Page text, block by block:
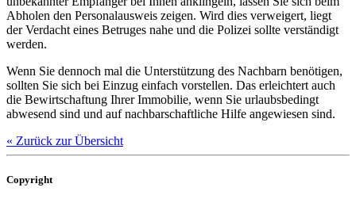
Abholen den Personalausweis zeigen. Wird dies verweigert, liegt
der Verdacht eines Betruges nahe und die Polizei sollte verständigt
werden.
Wenn Sie dennoch mal die Unterstützung des Nachbarn benötigen,
sollten Sie sich bei Einzug einfach vorstellen. Das erleichtert auch
die Bewirtschaftung Ihrer Immobilie, wenn Sie urlaubsbedingt
abwesend sind und auf nachbarschaftliche Hilfe angewiesen sind.
« Zurück zur Übersicht
Copyright